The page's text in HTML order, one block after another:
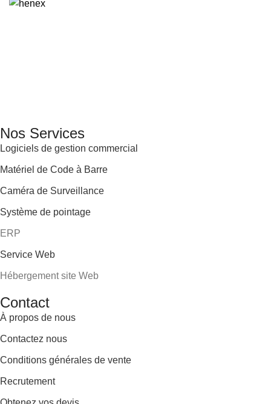
Nos Services
Logiciels de gestion commercial
Matériel de Code à Barre
Caméra de Surveillance
Système de pointage
ERP
Service Web
Hébergement site Web
Contact
À propos de nous
Contactez nous
Conditions générales de vente
Recrutement